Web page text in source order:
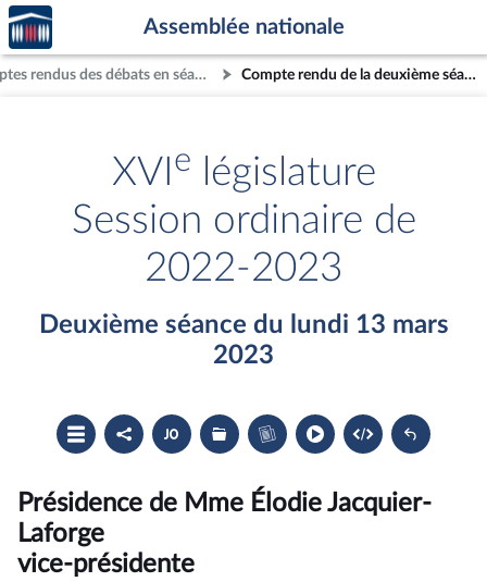
Aller au contenu
Aller en bas de la page
Accèder
à la
page
d'accueil
Assemblée nationale
Comptes rendus des débats en séance Compte rendu de la deuxième séance du lundi 13 mars 2023
XVI e
législature
Session ordinaire de
2022-2023
Deuxième séance du lundi 13 mars
2023
Ouvrir
le
sommaire
Partager
le
compte
Accéder
au
document
du
compte
Les
dossiers
législatifs
Accéder
au
cahier
Présidence de Mme Élodie Jacquier-
Laforge
vice-présidente